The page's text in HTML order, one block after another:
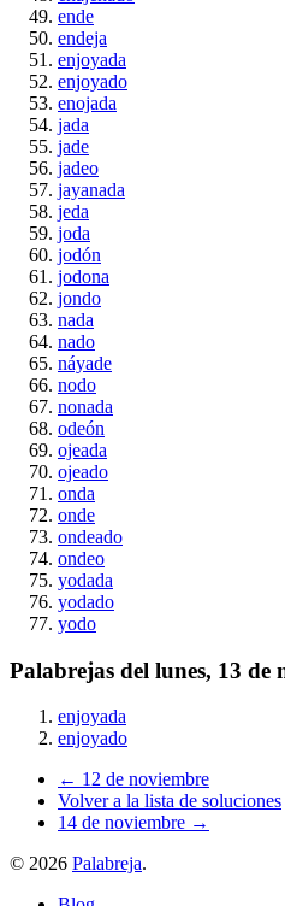
ende
endeja
enjoyada
enjoyado
enojada
jada
jade
jadeo
jayanada
jeda
joda
jodón
jodona
jondo
nada
nado
náyade
nodo
nonada
odeón
ojeada
ojeado
onda
onde
ondeado
ondeo
yodada
yodado
yodo
Palabrejas del lunes, 13 de
enjoyada
enjoyado
← 12 de noviembre
Volver a la lista de soluciones
14 de noviembre →
© 2026 Palabreja.